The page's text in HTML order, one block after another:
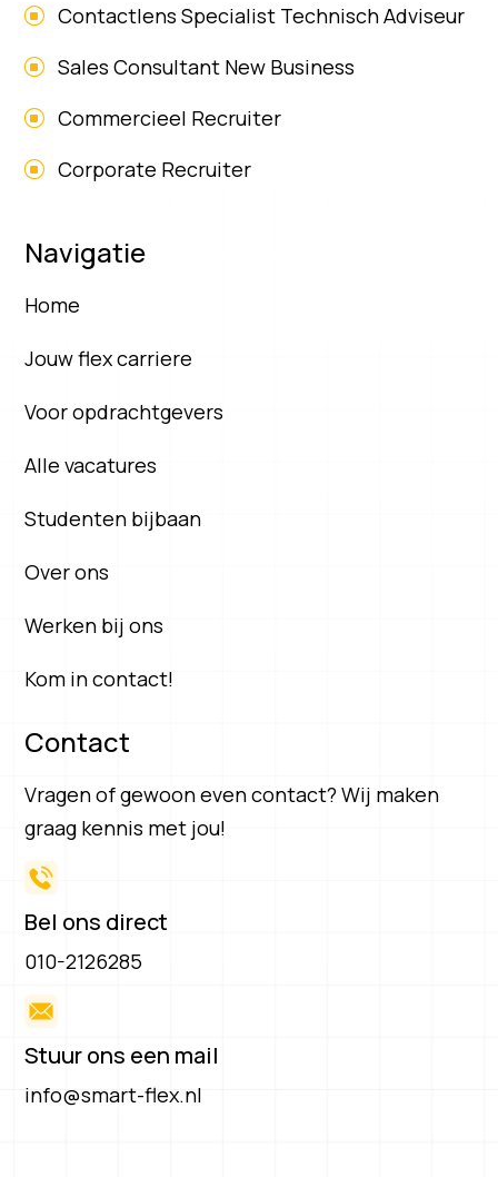
Contactlens Specialist Technisch Adviseur
Sales Consultant New Business
Commercieel Recruiter
Corporate Recruiter
Navigatie
Home
Jouw flex carriere
Voor opdrachtgevers
Alle vacatures
Studenten bijbaan
Over ons
Werken bij ons
Kom in contact!
Contact
Vragen of gewoon even contact? Wij maken
graag kennis met jou!
Bel ons direct
010-2126285
Stuur ons een mail
info@smart-flex.nl